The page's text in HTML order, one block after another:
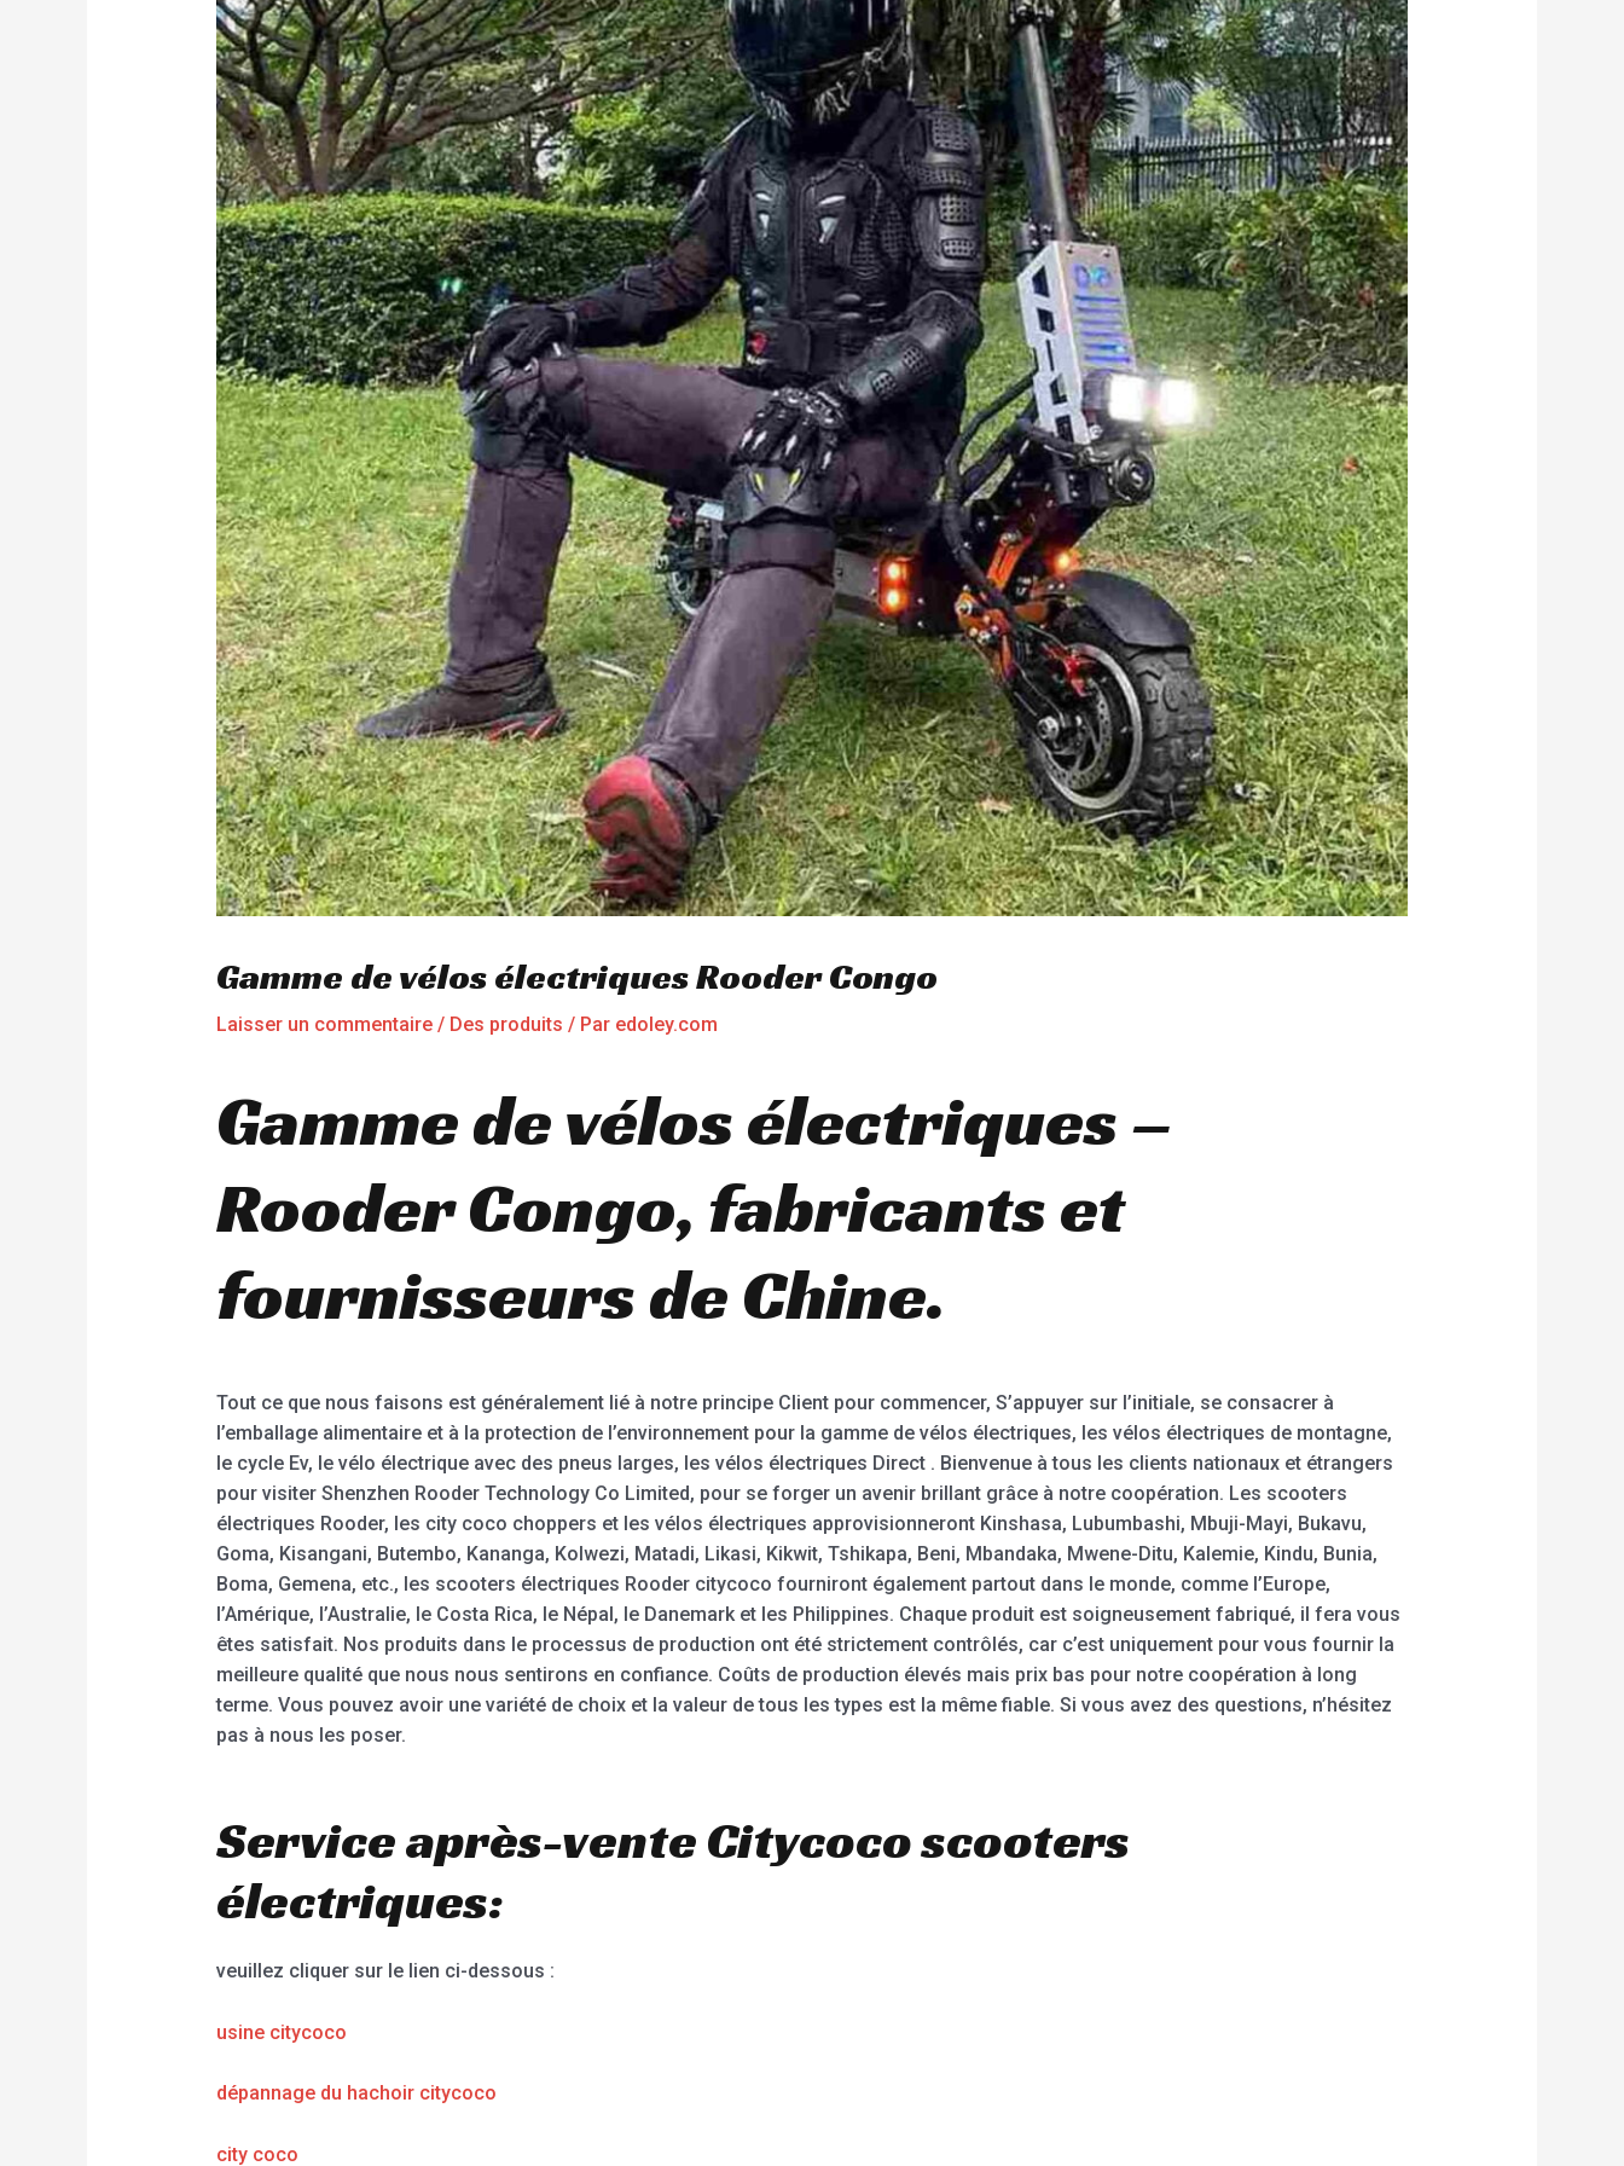
Gamme de vélos électriques Rooder Congo
Laisser un commentaire / Des produits / Par edoley.com
Gamme de vélos électriques –
Rooder Congo, fabricants et
fournisseurs de Chine.
Tout ce que nous faisons est généralement lié à notre principe Client pour commencer, S’appuyer sur l’initiale, se consacrer à
l’emballage alimentaire et à la protection de l’environnement pour la gamme de vélos électriques, les vélos électriques de montagne,
le cycle Ev, le vélo électrique avec des pneus larges, les vélos électriques Direct . Bienvenue à tous les clients nationaux et étrangers
pour visiter Shenzhen Rooder Technology Co Limited, pour se forger un avenir brillant grâce à notre coopération. Les scooters
électriques Rooder, les city coco choppers et les vélos électriques approvisionneront Kinshasa, Lubumbashi, Mbuji-Mayi, Bukavu,
Goma, Kisangani, Butembo, Kananga, Kolwezi, Matadi, Likasi, Kikwit, Tshikapa, Beni, Mbandaka, Mwene-Ditu, Kalemie, Kindu, Bunia,
Boma, Gemena, etc., les scooters électriques Rooder citycoco fourniront également partout dans le monde, comme l’Europe,
l’Amérique, l’Australie, le Costa Rica, le Népal, le Danemark et les Philippines. Chaque produit est soigneusement fabriqué, il fera vous
êtes satisfait. Nos produits dans le processus de production ont été strictement contrôlés, car c’est uniquement pour vous fournir la
meilleure qualité que nous nous sentirons en confiance. Coûts de production élevés mais prix bas pour notre coopération à long
terme. Vous pouvez avoir une variété de choix et la valeur de tous les types est la même fiable. Si vous avez des questions, n’hésitez
pas à nous les poser.
Service après-vente Citycoco scooters
électriques:
veuillez cliquer sur le lien ci-dessous :
usine citycoco
dépannage du hachoir citycoco
city coco